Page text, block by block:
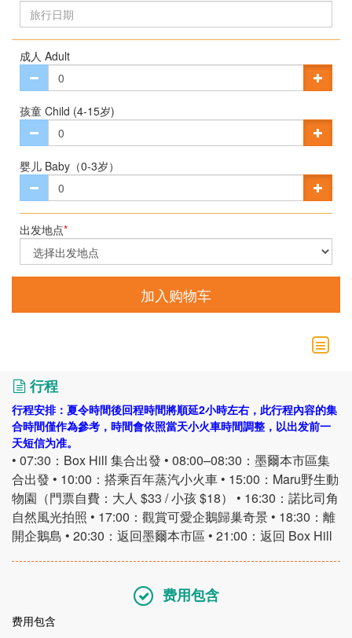
成人 Adult
孩童 Child (4-15岁)
婴儿 Baby（0-3岁）
出发地点*
加入购物车
行程
行程安排：夏令時間後回程時間將順延2小時左右，此行程內容的集
合時間僅作為參考，時間會依照當天小火車時間調整，以出发前一
天短信为准。
• 07:30：Box Hill 集合出發 • 08:00–08:30：墨爾本市區集
合出發 • 10:00：搭乘百年蒸汽小火車 • 15:00：Maru野生動
物園（門票自費：大人 $33 / 小孩 $18） • 16:30：諾比司角
自然風光拍照 • 17:00：觀賞可愛企鵝歸巢奇景 • 18:30：離
開企鵝島 • 20:30：返回墨爾本市區 • 21:00：返回 Box Hill
费用包含
费用包含